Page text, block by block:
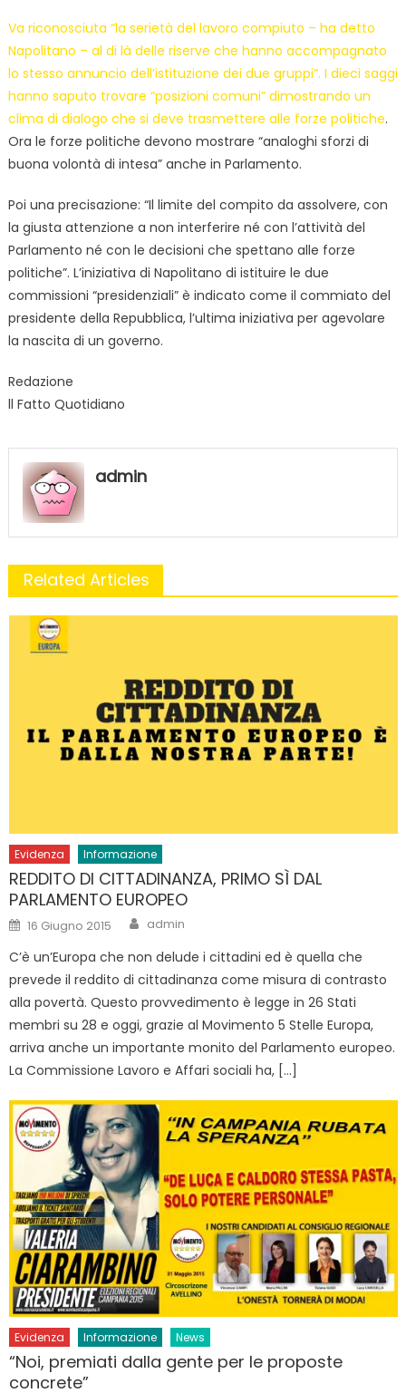
Va riconosciuta “la serietà del lavoro compiuto – ha detto
Napolitano – al di là delle riserve che hanno accompagnato
lo stesso annuncio dell’istituzione dei due gruppi”. I dieci saggi
hanno saputo trovare “posizioni comuni” dimostrando un
clima di dialogo che si deve trasmettere alle forze politiche.
Ora le forze politiche devono mostrare “analoghi sforzi di
buona volontà di intesa” anche in Parlamento.
Poi una precisazione: “Il limite del compito da assolvere, con
la giusta attenzione a non interferire né con l’attività del
Parlamento né con le decisioni che spettano alle forze
politiche”. L’iniziativa di Napolitano di istituire le due
commissioni “presidenziali” è indicato come il commiato del
presidente della Repubblica, l’ultima iniziativa per agevolare
la nascita di un governo.
Redazione
ll Fatto Quotidiano
admin
Related Articles
Evidenza Informazione
REDDITO DI CITTADINANZA, PRIMO SÌ DAL
PARLAMENTO EUROPEO
Posted
on
16 Giugno 2015 Author
admin
C’è un’Europa che non delude i cittadini ed è quella che
prevede il reddito di cittadinanza come misura di contrasto
alla povertà. Questo provvedimento è legge in 26 Stati
membri su 28 e oggi, grazie al Movimento 5 Stelle Europa,
arriva anche un importante monito del Parlamento europeo.
La Commissione Lavoro e Affari sociali ha, […]
Evidenza Informazione News
“Noi, premiati dalla gente per le proposte
concrete”